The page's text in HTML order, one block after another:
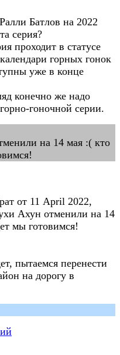
Батлов на 2022
серия?
проходит в статусе
горных гонок
уже в конце
конечно же надо
гоночной серии.
на 14 мая :( кто
от 11 April 2022,
Ахун отменили на 14
мы готовимся!
пытаемся перенести
на дорогу в